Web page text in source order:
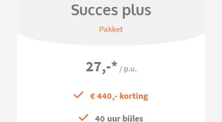
Succes plus
Pakket
27,-* / p.u.
€ 440,- korting
40 uur bijles